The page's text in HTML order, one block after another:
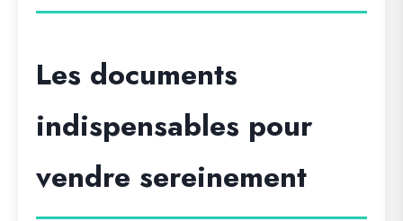
Les documents
indispensables pour
vendre sereinement